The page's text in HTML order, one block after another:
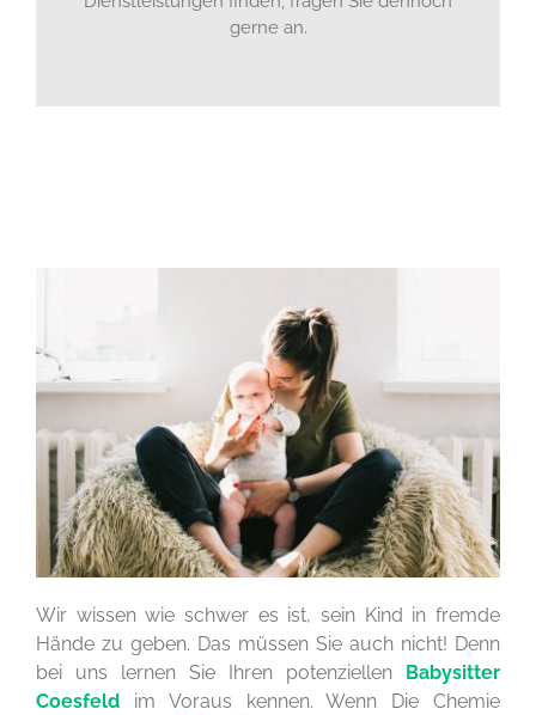
gerne an.
Wir wissen wie schwer es ist, sein Kind in fremde
Hände zu geben. Das müssen Sie auch nicht! Denn
bei uns lernen Sie Ihren potenziellen Babysitter
Coesfeld im Voraus kennen. Wenn Die Chemie